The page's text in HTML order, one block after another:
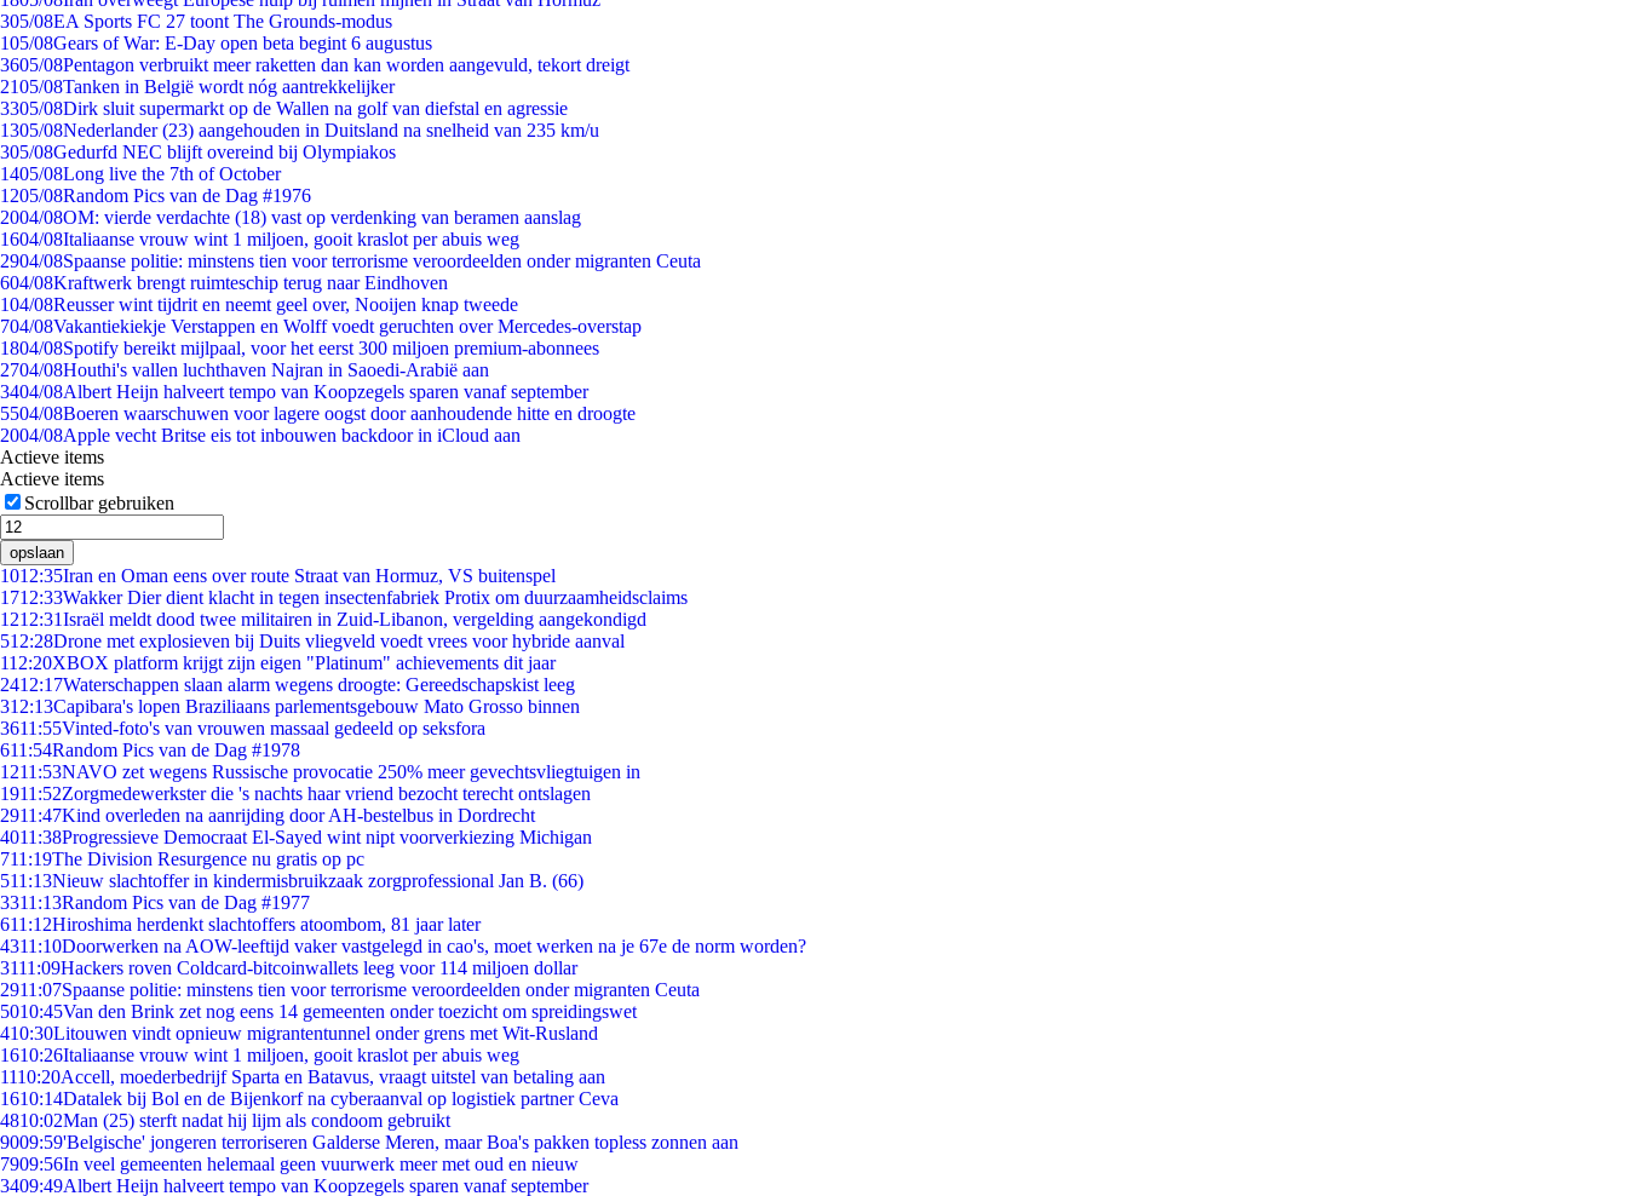
305/08EA Sports FC 27 toont The Grounds-modus
105/08Gears of War: E-Day open beta begint 6 augustus
3605/08Pentagon verbruikt meer raketten dan kan worden aangevuld, tekort dreigt
2105/08Tanken in België wordt nóg aantrekkelijker
3305/08Dirk sluit supermarkt op de Wallen na golf van diefstal en agressie
1305/08Nederlander (23) aangehouden in Duitsland na snelheid van 235 km/u
305/08Gedurfd NEC blijft overeind bij Olympiakos
1405/08Long live the 7th of October
1205/08Random Pics van de Dag #1976
2004/08OM: vierde verdachte (18) vast op verdenking van beramen aanslag
1604/08Italiaanse vrouw wint 1 miljoen, gooit kraslot per abuis weg
2904/08Spaanse politie: minstens tien voor terrorisme veroordeelden onder migranten Ceuta
604/08Kraftwerk brengt ruimteschip terug naar Eindhoven
104/08Reusser wint tijdrit en neemt geel over, Nooijen knap tweede
704/08Vakantiekiekje Verstappen en Wolff voedt geruchten over Mercedes-overstap
1804/08Spotify bereikt mijlpaal, voor het eerst 300 miljoen premium-abonnees
2704/08Houthi's vallen luchthaven Najran in Saoedi-Arabië aan
3404/08Albert Heijn halveert tempo van Koopzegels sparen vanaf september
5504/08Boeren waarschuwen voor lagere oogst door aanhoudende hitte en droogte
2004/08Apple vecht Britse eis tot inbouwen backdoor in iCloud aan
Actieve items
Actieve items
Scrollbar gebruiken
opslaan
1012:35Iran en Oman eens over route Straat van Hormuz, VS buitenspel
1712:33Wakker Dier dient klacht in tegen insectenfabriek Protix om duurzaamheidsclaims
1212:31Israël meldt dood twee militairen in Zuid-Libanon, vergelding aangekondigd
512:28Drone met explosieven bij Duits vliegveld voedt vrees voor hybride aanval
112:20XBOX platform krijgt zijn eigen "Platinum" achievements dit jaar
2412:17Waterschappen slaan alarm wegens droogte: Gereedschapskist leeg
312:13Capibara's lopen Braziliaans parlementsgebouw Mato Grosso binnen
3611:55Vinted-foto's van vrouwen massaal gedeeld op seksfora
611:54Random Pics van de Dag #1978
1211:53NAVO zet wegens Russische provocatie 250% meer gevechtsvliegtuigen in
1911:52Zorgmedewerkster die 's nachts haar vriend bezocht terecht ontslagen
2911:47Kind overleden na aanrijding door AH-bestelbus in Dordrecht
4011:38Progressieve Democraat El-Sayed wint nipt voorverkiezing Michigan
711:19The Division Resurgence nu gratis op pc
511:13Nieuw slachtoffer in kindermisbruikzaak zorgprofessional Jan B. (66)
3311:13Random Pics van de Dag #1977
611:12Hiroshima herdenkt slachtoffers atoombom, 81 jaar later
4311:10Doorwerken na AOW-leeftijd vaker vastgelegd in cao's, moet werken na je 67e de norm worden?
3111:09Hackers roven Coldcard-bitcoinwallets leeg voor 114 miljoen dollar
2911:07Spaanse politie: minstens tien voor terrorisme veroordeelden onder migranten Ceuta
5010:45Van den Brink zet nog eens 14 gemeenten onder toezicht om spreidingswet
410:30Litouwen vindt opnieuw migrantentunnel onder grens met Wit-Rusland
1610:26Italiaanse vrouw wint 1 miljoen, gooit kraslot per abuis weg
1110:20Accell, moederbedrijf Sparta en Batavus, vraagt uitstel van betaling aan
1610:14Datalek bij Bol en de Bijenkorf na cyberaanval op logistiek partner Ceva
4810:02Man (25) sterft nadat hij lijm als condoom gebruikt
9009:59'Belgische' jongeren terroriseren Galderse Meren, maar Boa's pakken topless zonnen aan
7909:56In veel gemeenten helemaal geen vuurwerk meer met oud en nieuw
3409:49Albert Heijn halveert tempo van Koopzegels sparen vanaf september